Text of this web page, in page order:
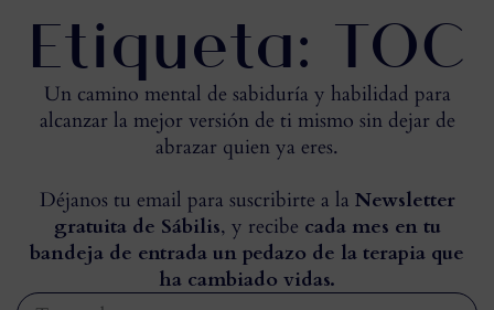
Etiqueta: TOC
Un camino mental de sabiduría y habilidad para
alcanzar la mejor versión de ti mismo sin dejar de
abrazar quien ya eres.
Déjanos tu email para suscribirte a la Newsletter
gratuita de Sábilis, y recibe cada mes en tu
bandeja de entrada un pedazo de la terapia que
ha cambiado vidas.